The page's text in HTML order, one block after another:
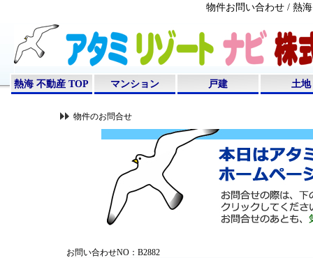
物件お問い合わせ / 熱
熱海 不動産 TOP マンション 戸建 土地
物件のお問合せ
お問い合わせNO：B2882